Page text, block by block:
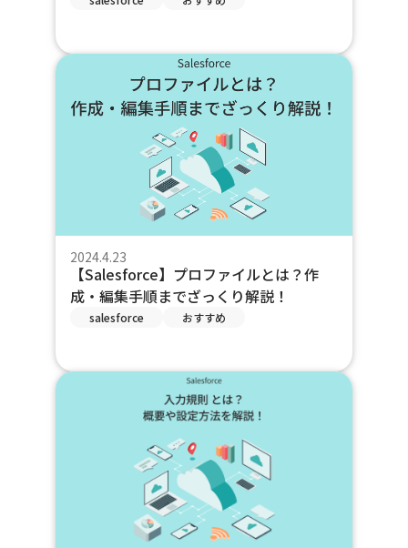
2024.4.23
【Salesforce】プロファイルとは？作
成・編集手順までざっくり解説！
salesforce おすすめ